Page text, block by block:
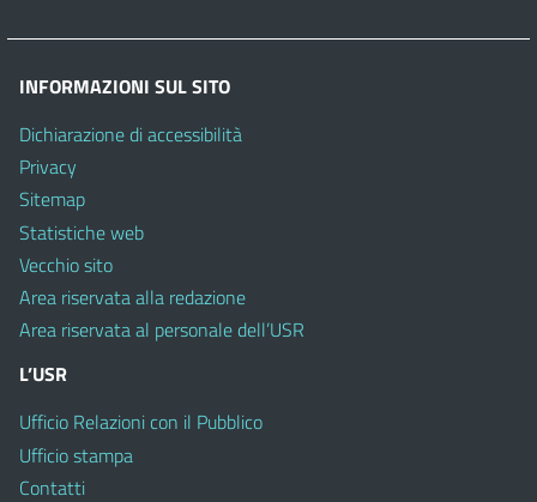
INFORMAZIONI SUL SITO
Dichiarazione di accessibilità
Privacy
Sitemap
Statistiche web
Vecchio sito
Area riservata alla redazione
Area riservata al personale dell’USR
L’USR
Ufficio Relazioni con il Pubblico
Ufficio stampa
Contatti